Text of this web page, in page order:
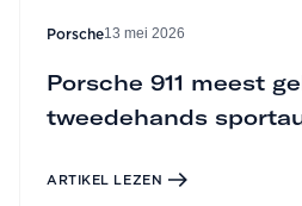
Porsche13 mei 2026
Porsche 911 meest
tweedehands
ARTIKEL LEZEN